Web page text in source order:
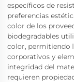
específicos de
preferencias
color de los
biodegradables
color, permitiendo
corporativos y
integridad del
requieren